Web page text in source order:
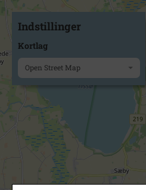
Indstillinger
Kortlag
Open Street Map